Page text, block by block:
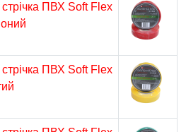
стрічка ПВХ Soft Flex
стрічка ПВХ Soft Flex